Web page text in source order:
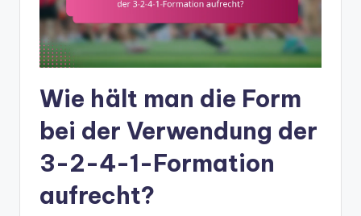
Wie hält man die Form
bei der Verwendung der
3-2-4-1-Formation
aufrecht?